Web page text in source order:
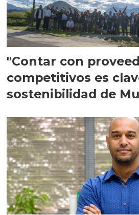
"Contar con
competitivos es
sostenibilidad de